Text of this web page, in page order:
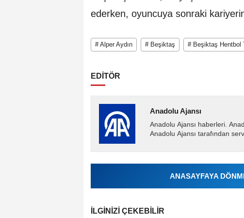
ederken, oyuncuya sonraki
# Alper Aydın # Beşiktaş # Beşiktaş Hentbol
EDİTÖR
Anadolu Ajansı
Anadolu Ajansı haberleri.
Anadolu Ajansı tarafından
ANASAYFAYA
İLGINIZI ÇEKEBILIR